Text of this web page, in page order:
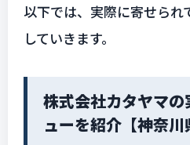
以下では、実際に寄せられ
していきます。
株式会社カタヤマ
ューを紹介【神奈川